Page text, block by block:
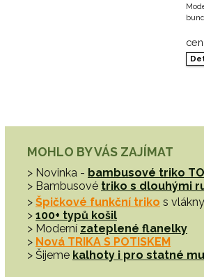
MOHLO BY VÁS ZAJÍMAT
> Novinka - bambusové triko
> Bambusové triko s dlouhými
> Špičkové funkční triko s
> 100+ typů košil
> Moderní zateplené flanelky
> Nová TRIKA S POTISKEM
> Šijeme kalhoty i pro statné